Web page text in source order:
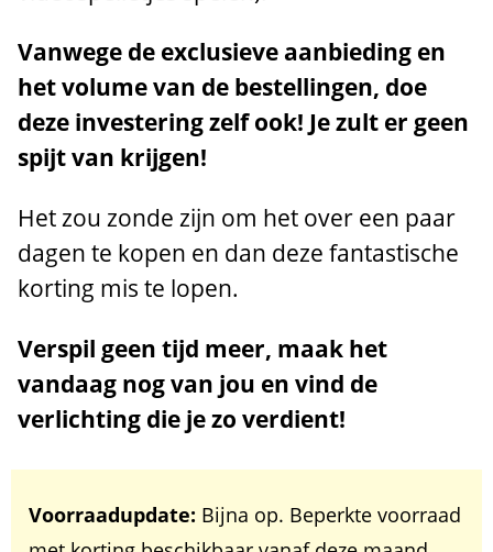
Vanwege de exclusieve aanbieding en
het volume van de bestellingen, doe
deze investering zelf ook! Je zult er geen
spijt van krijgen!
Het zou zonde zijn om het over een paar
dagen te kopen en dan deze fantastische
korting mis te lopen.
Verspil geen tijd meer, maak het
vandaag nog van jou en vind de
verlichting die je zo verdient!
Voorraadupdate: Bijna op. Beperkte voorraad